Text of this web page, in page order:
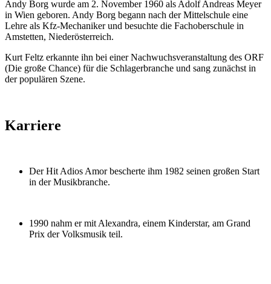
Andy Borg wurde am 2. November 1960 als Adolf Andreas Meyer
in Wien geboren. Andy Borg begann nach der Mittelschule eine
Lehre als Kfz-Mechaniker und besuchte die Fachoberschule in
Amstetten, Niederösterreich.
Kurt Feltz erkannte ihn bei einer Nachwuchsveranstaltung des ORF
(Die große Chance) für die Schlagerbranche und sang zunächst in
der populären Szene.
Karriere
Der Hit Adios Amor bescherte ihm 1982 seinen großen Start
in der Musikbranche.
1990 nahm er mit Alexandra, einem Kinderstar, am Grand
Prix der Volksmusik teil.